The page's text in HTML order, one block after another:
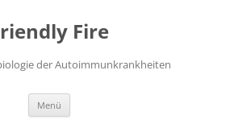
Fire
der Autoimmunkrankheiten
Menü